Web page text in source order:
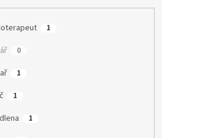
1
0
1
1
1